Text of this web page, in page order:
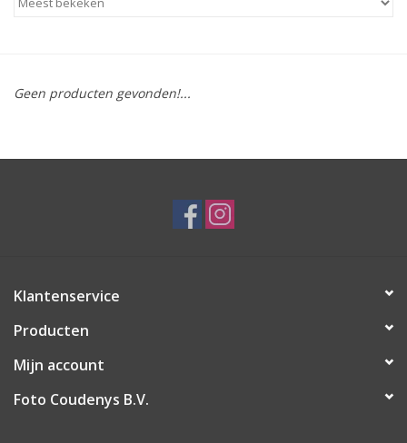
Geen producten gevonden!...
Klantenservice
Producten
Mijn account
Foto Coudenys B.V.